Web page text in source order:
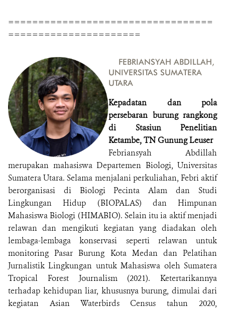
==================================
======================
FEBRIANSYAH ABDILLAH,
UNIVERSITAS SUMATERA
UTARA
Kepadatan dan pola
persebaran burung rangkong
di Stasiun Penelitian
Ketambe, TN Gunung Leuser
Febriansyah Abdillah
merupakan mahasiswa Departemen Biologi, Universitas
Sumatera Utara. Selama menjalani perkuliahan, Febri aktif
berorganisasi di Biologi Pecinta Alam dan Studi
Lingkungan Hidup (BIOPALAS) dan Himpunan
Mahasiswa Biologi (HIMABIO). Selain itu ia aktif menjadi
relawan dan mengikuti kegiatan yang diadakan oleh
lembaga-lembaga konservasi seperti relawan untuk
monitoring Pasar Burung Kota Medan dan Pelatihan
Jurnalistik Lingkungan untuk Mahasiswa oleh Sumatera
Tropical Forest Journalism (2021). Ketertarikannya
terhadap kehidupan liar, khususnya burung, dimulai dari
kegiatan Asian Waterbirds Census tahun 2020,